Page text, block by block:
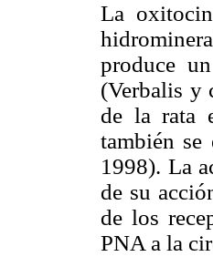
La
produce
(Verbalis y
de la rata
también se
1998). La
de su
de los
PNA a la